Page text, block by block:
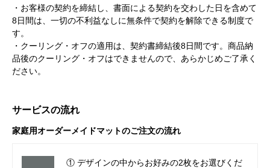
・お客様の契約を締結し、書面による契約を交わした日を含めて
8日間は、一切の不利益なしに無条件で契約を解除できる制度で
す。
・クーリング・オフの適用は、契約書締結後8日間です。商品納
品後のクーリング・オフはできませんので、あらかじめご了承く
ださい。
サービスの流れ
家庭用オーダーメイドマットのご注文の流れ
① デザインの中からお好みの2枚をお選びくだ